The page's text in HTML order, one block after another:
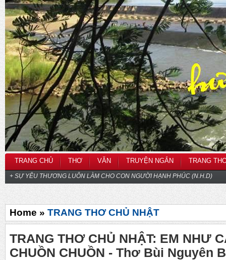
TRANG CHỦ THƠ VĂN TRUYỆN NGẮN TRANG
+ SỰ YÊU THƯƠNG LUÔN LÀM CHO CON NGƯỜI HẠNH PHÚC (N.H.D)
Home » TRANG THƠ CHỦ NHẬT
TRANG THƠ CHỦ NHẬT: EM NHƯ
CHUỒN CHUỒN - Thơ Bùi Nguyên